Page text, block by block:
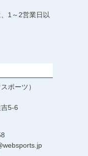
1～2営業日以
ポーツ）
5-6